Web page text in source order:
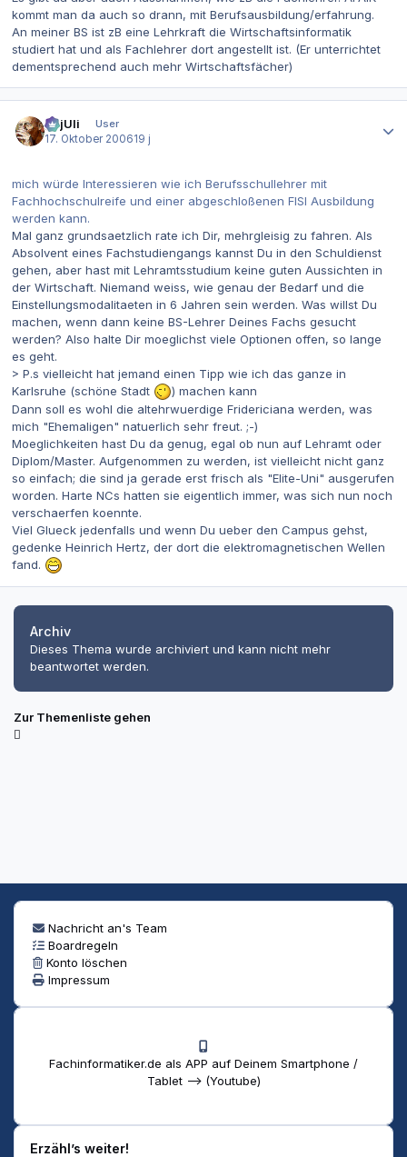
kommt man da auch so drann, mit Berufsausbildung/erfahrung.
An meiner BS ist zB eine Lehrkraft die Wirtschaftsinformatik
studiert hat und als Fachlehrer dort angestellt ist. (Er unterrichtet
dementsprechend auch mehr Wirtschaftsfächer)
gajUli
User
17. Oktober 200619 j
mich würde Interessieren wie ich Berufsschullehrer mit
Fachhochschulreife und einer abgeschloßenen FISI Ausbildung
werden kann.
Mal ganz grundsaetzlich rate ich Dir, mehrgleisig zu fahren. Als
Absolvent eines Fachstudiengangs kannst Du in den Schuldienst
gehen, aber hast mit Lehramtsstudium keine guten Aussichten in
der Wirtschaft. Niemand weiss, wie genau der Bedarf und die
Einstellungsmodalitaeten in 6 Jahren sein werden. Was willst Du
machen, wenn dann keine BS-Lehrer Deines Fachs gesucht
werden? Also halte Dir moeglichst viele Optionen offen, so lange
es geht.
> P.s vielleicht hat jemand einen Tipp wie ich das ganze in
Karlsruhe (schöne Stadt
) machen kann
Dann soll es wohl die altehrwuerdige Fridericiana werden, was
mich "Ehemaligen" natuerlich sehr freut. ;-)
Moeglichkeiten hast Du da genug, egal ob nun auf Lehramt oder
Diplom/Master. Aufgenommen zu werden, ist vielleicht nicht ganz
so einfach; die sind ja gerade erst frisch als "Elite-Uni" ausgerufen
worden. Harte NCs hatten sie eigentlich immer, was sich nun noch
verschaerfen koennte.
Viel Glueck jedenfalls und wenn Du ueber den Campus gehst,
gedenke Heinrich Hertz, der dort die elektromagnetischen Wellen
fand.
Archiv
Dieses Thema wurde archiviert und kann nicht mehr
beantwortet werden.
Zur Themenliste gehen
Nachricht an's Team
Boardregeln
Konto löschen
Impressum
Fachinformatiker.de als APP auf Deinem Smartphone /
Tablet --> (Youtube)
Erzähl’s weiter!